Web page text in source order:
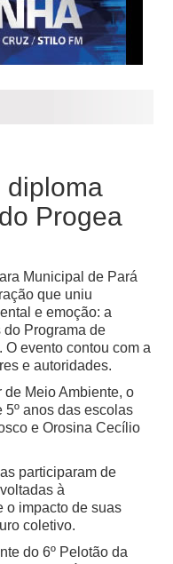
diploma
Progea
Municipal de Pará
que uniu
e emoção: a
do Programa de
evento contou com a
e autoridades.
Meio Ambiente, o
5º anos das escolas
e Orosina Cecílio
participaram de
à
o impacto de suas
coletivo.
do 6º Pelotão da